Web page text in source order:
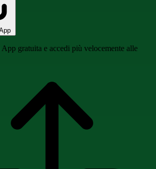
App gratuita e accedi più velocemente alle